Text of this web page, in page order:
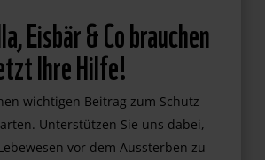
Eisbär & Co brauchen
Ihre Hilfe!
wichtigen Beitrag zum Schutz
Unterstützen Sie uns dabei,